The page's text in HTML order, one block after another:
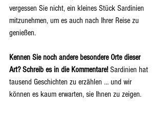
vergessen Sie nicht, ein kleines Stück Sardinien
mitzunehmen, um es auch nach Ihrer Reise zu
genießen.
Kennen Sie noch andere besondere Orte dieser
Art? Schreib es in die Kommentare! Sardinien hat
tausend Geschichten zu erzählen … und wir
können es kaum erwarten, sie Ihnen zu zeigen.